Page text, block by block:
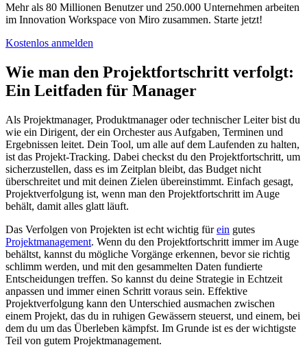
Mehr als 80 Millionen Benutzer und 250.000 Unternehmen arbeiten
im Innovation Workspace von Miro zusammen. Starte jetzt!
Kostenlos anmelden
Wie man den Projektfortschritt verfolgt:
Ein Leitfaden für Manager
Als Projektmanager, Produktmanager oder technischer Leiter bist du
wie ein Dirigent, der ein Orchester aus Aufgaben, Terminen und
Ergebnissen leitet. Dein Tool, um alle auf dem Laufenden zu halten,
ist das Projekt-Tracking. Dabei checkst du den Projektfortschritt, um
sicherzustellen, dass es im Zeitplan bleibt, das Budget nicht
überschreitet und mit deinen Zielen übereinstimmt. Einfach gesagt,
Projektverfolgung ist, wenn man den Projektfortschritt im Auge
behält, damit alles glatt läuft.
Das Verfolgen von Projekten ist echt wichtig fürein gutes
Projektmanagement. Wenn du den Projektfortschritt immer im Auge
behältst, kannst du mögliche Vorgänge erkennen, bevor sie richtig
schlimm werden, und mit den gesammelten Daten fundierte
Entscheidungen treffen. So kannst du deine Strategie in Echtzeit
anpassen und immer einen Schritt voraus sein. Effektive
Projektverfolgung kann den Unterschied ausmachen zwischen
einem Projekt, das du in ruhigen Gewässern steuerst, und einem, bei
dem du um das Überleben kämpfst. Im Grunde ist es der wichtigste
Teil von gutem Projektmanagement.